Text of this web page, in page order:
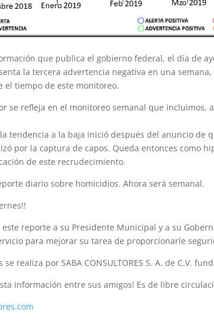
que publica el gobierno federal, el día de
la tercera advertencia negativa en una
el tiempo de este monitoreo.
se refleja en el monitoreo semanal que incluimos,
tendencia a la baja inició después del anuncio de
por la captura de capos. Queda entonces como
de este recrudecimiento.
diario sobre homicidios. Ahora será semanal.
este reporte a su Presidente Municipal y a su
para mejorar su tarea de proporcionarle
se realiza por SABA CONSULTORES S. A. de C.V.
información entre sus amigos! Es de libre